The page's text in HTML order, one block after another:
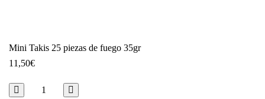
Mini Takis 25 piezas de fuego 35gr
11,50€